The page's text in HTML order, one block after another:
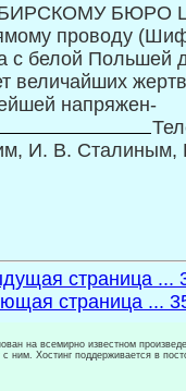
БЮРО
проводу
с белой Польшей
вели­чайших
напряжен-
И. В.
страница ...
страница ...
на всемирно известном
с ним. Хостинг поддерживается в